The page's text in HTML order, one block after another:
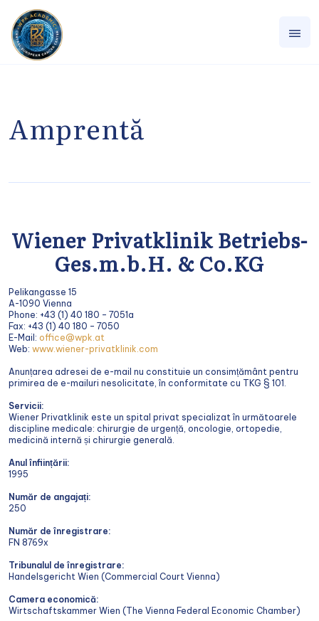
Amprentă
Wiener Privatklinik Betriebs-
Ges.m.b.H. & Co.KG
Pelikangasse 15
A-1090 Vienna
Phone: +43 (1) 40 180 – 7051a
Fax: +43 (1) 40 180 – 7050
E-Mail: office@wpk.at
Web: www.wiener-privatklinik.com
Anunțarea adresei de e-mail nu constituie un consimțământ pentru
primirea de e-mailuri nesolicitate, în conformitate cu TKG § 101.
Servicii:
Wiener Privatklinik este un spital privat specializat în următoarele
discipline medicale: chirurgie de urgență, oncologie, ortopedie,
medicină internă și chirurgie generală.
Anul înființării:
1995
Număr de angajați:
250
Număr de înregistrare:
FN 8769x
Tribunalul de înregistrare:
Handelsgericht Wien (Commercial Court Vienna)
Camera economică:
Wirtschaftskammer Wien (The Vienna Federal Economic Chamber)